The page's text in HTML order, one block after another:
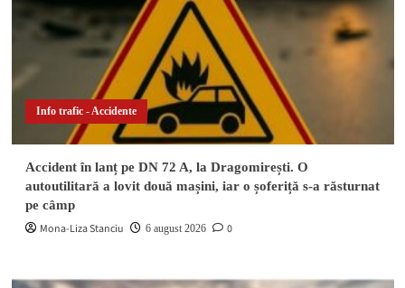
Info trafic - Accidente
Accident în lanț pe DN 72 A, la Dragomirești. O
autoutilitară a lovit două mașini, iar o șoferiță s-a răsturnat
pe câmp
Mona-Liza Stanciu 6 august 2026 0